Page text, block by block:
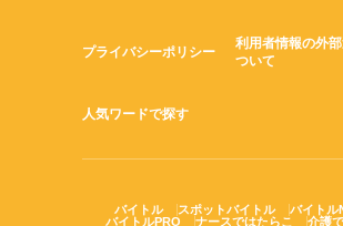
プライバシーポリシー
利用者情報の外
ついて
人気ワードで探す
バイトル スポットバイトル
バイトル
バイトルPRO
ナースではたらこ 介護